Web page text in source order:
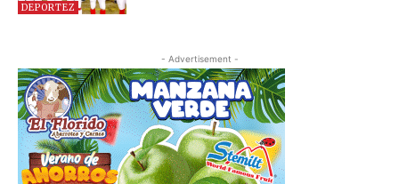
DEPORTEZ
- Advertisement -